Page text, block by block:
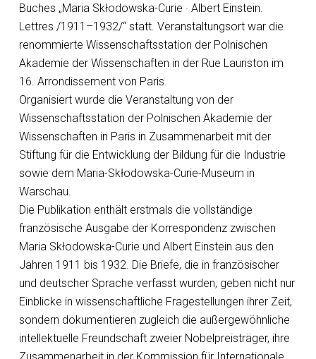
Buches „Maria Skłodowska-Curie · Albert Einstein.
Lettres /1911–1932/“ statt. Veranstaltungsort war die
renommierte Wissenschaftsstation der Polnischen
Akademie der Wissenschaften in der Rue Lauriston im
16. Arrondissement von Paris.
Organisiert wurde die Veranstaltung von der
Wissenschaftsstation der Polnischen Akademie der
Wissenschaften in Paris in Zusammenarbeit mit der
Stiftung für die Entwicklung der Bildung für die Industrie
sowie dem Maria-Skłodowska-Curie-Museum in
Warschau.
Die Publikation enthält erstmals die vollständige
französische Ausgabe der Korrespondenz zwischen
Maria Skłodowska-Curie und Albert Einstein aus den
Jahren 1911 bis 1932. Die Briefe, die in französischer
und deutscher Sprache verfasst wurden, geben nicht nur
Einblicke in wissenschaftliche Fragestellungen ihrer Zeit,
sondern dokumentieren zugleich die außergewöhnliche
intellektuelle Freundschaft zweier Nobelpreisträger, ihre